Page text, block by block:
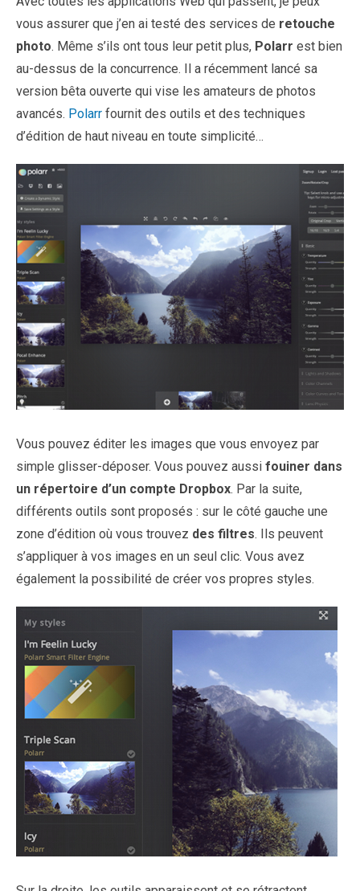
vous assurer que j’en ai testé des services de retouche
photo. Même s’ils ont tous leur petit plus, Polarr est bien
au-dessus de la concurrence. Il a récemment lancé sa
version bêta ouverte qui vise les amateurs de photos
avancés. Polarr fournit des outils et des techniques
d’édition de haut niveau en toute simplicité…
Vous pouvez éditer les images que vous envoyez par
simple glisser-déposer. Vous pouvez aussi fouiner dans
un répertoire d’un compte Dropbox. Par la suite,
différents outils sont proposés : sur le côté gauche une
zone d’édition où vous trouvez des filtres. Ils peuvent
s’appliquer à vos images en un seul clic. Vous avez
également la possibilité de créer vos propres styles.